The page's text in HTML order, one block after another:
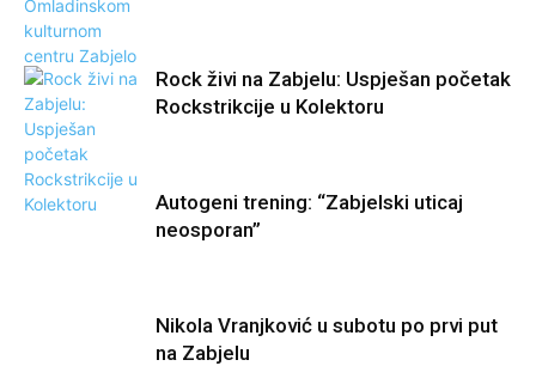
Rock živi na Zabjelu: Uspješan početak
Rockstrikcije u Kolektoru
Autogeni trening: “Zabjelski uticaj
neosporan”
Nikola Vranjković u subotu po prvi put
na Zabjelu